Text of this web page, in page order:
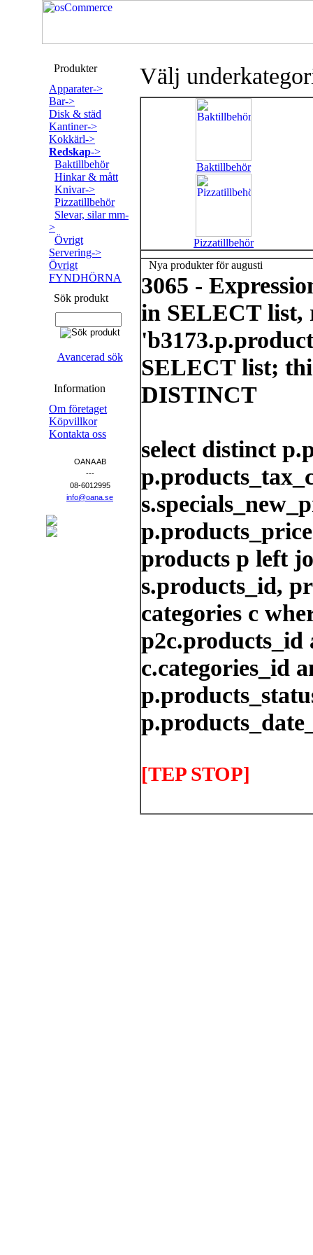
Produkter
Apparater->
Bar->
Disk & städ
Kantiner->
Kokkärl->
Redskap->
Baktillbehör
Hinkar & mått
Knivar->
Pizzatillbehör
Slevar, silar mm-
>
Övrigt
Servering->
Övrigt
FYNDHÖRNA
Sök produkt
Avancerad sök
Information
Om företaget
Köpvillkor
Kontakta oss
OANA AB
---
08-6012995
info@oana.se
Välj
Baktillbehör
Pizzatillbehör
Nya produkter för augusti
3065 -
in SELECT list,
SELECT list;
DISTINCT
select distinct
products p left
s.products_id,
categories c
p2c.products_id
c.categories_id
[TEP STOP]